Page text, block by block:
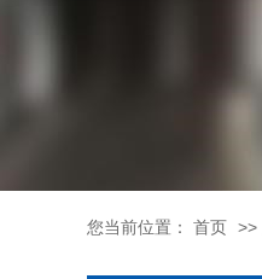
您当前位置： 首页 >>